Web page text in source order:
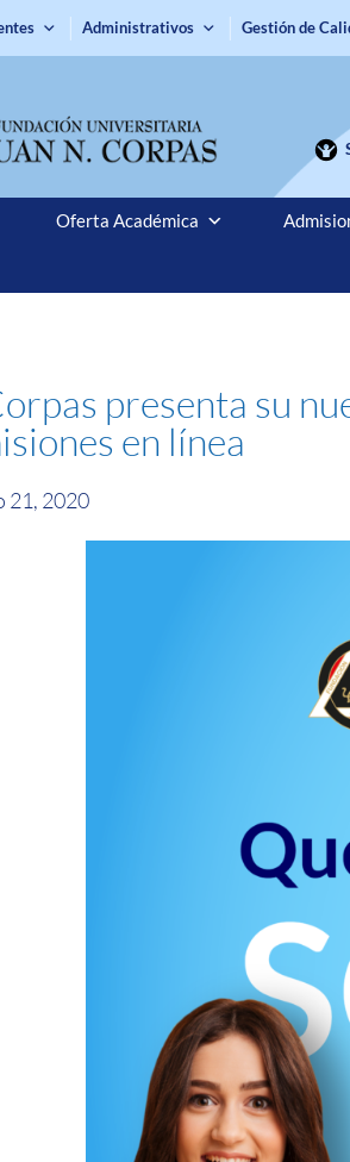
Administrativos Gestión de
Oferta Académica
presenta su
en línea
21, 2020